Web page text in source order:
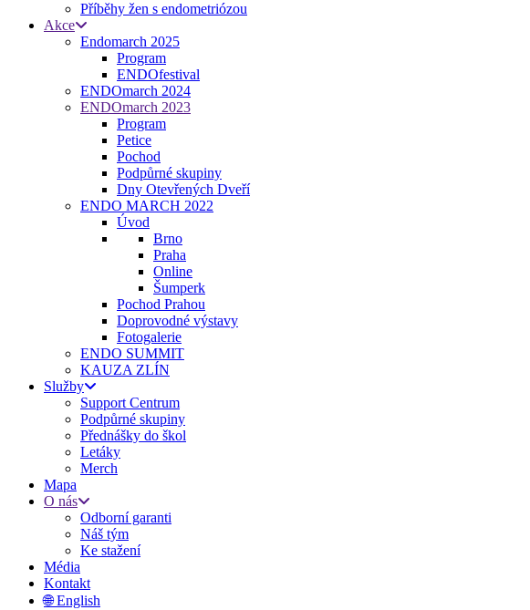
Příběhy žen s endometriózou
Akce
Endomarch 2025
Program
ENDOfestival
ENDOmarch 2024
ENDOmarch 2023
Program
Petice
Pochod
Podpůrné skupiny
Dny Otevřených Dveří
ENDO MARCH 2022
Úvod
Brno
Praha
Online
Šumperk
Pochod Prahou
Doprovodné výstavy
Fotogalerie
ENDO SUMMIT
KAUZA ZLÍN
Služby
Support Centrum
Podpůrné skupiny
Přednášky do škol
Letáky
Merch
Mapa
O nás
Odborní garanti
Náš tým
Ke stažení
Média
Kontakt
🌐 English